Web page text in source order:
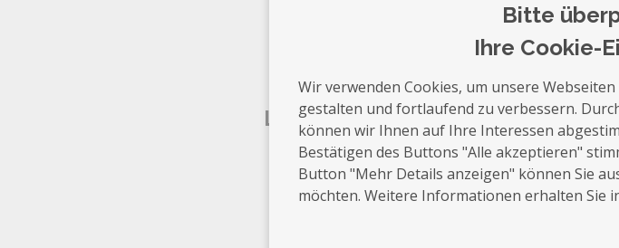
Leistungen
Akt
Über Mich
Nach langer
Möglichkeiten,
genommen und
Von der
mehr der
aber auch das
Aber auch die
Bitte
Ihre Cookie-
Wir verwenden Cookies, um unsere
gestalten und fortlaufend zu verbessern.
können wir Ihnen auf Ihre Interessen
Bestätigen des Buttons "Alle akzeptieren"
Button "Mehr Details anzeigen" können Sie
möchten. Weitere Informationen erhalten Sie